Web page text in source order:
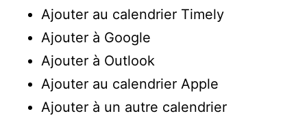
Ajouter au calendrier Timely
Ajouter à Google
Ajouter à Outlook
Ajouter au calendrier Apple
Ajouter à un autre calendrier